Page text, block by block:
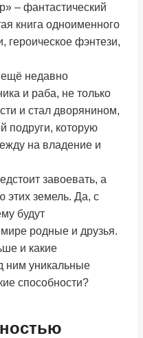
– фантастический
книга одноименного
героическое фэнтези,
ещё недавно
и раба, не только
и стал дворянином,
подруги, которую
на владение и
завоевать, а
этих земель. Да, с
будут
родные и друзья.
и какие
ним уникальные
способности?